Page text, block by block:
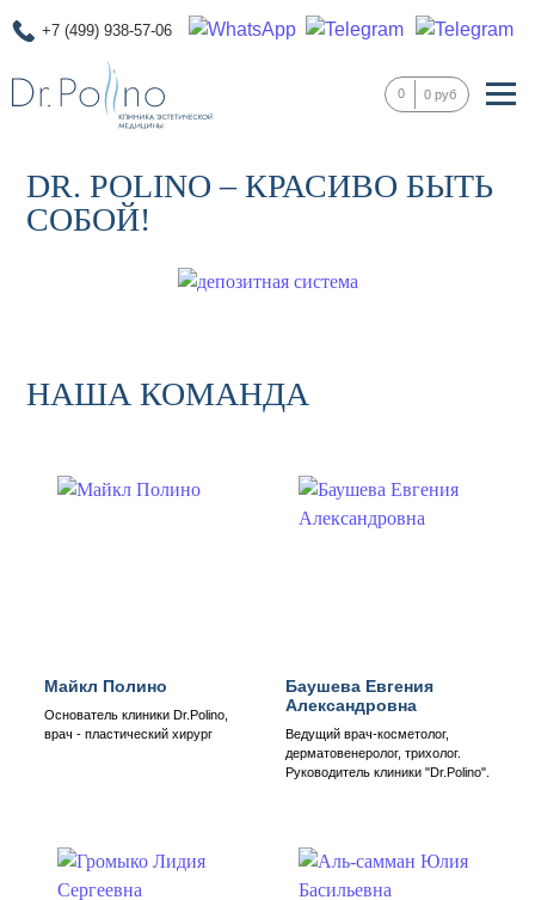
+7 (499) 938-57-06
0 0 руб
DR. POLINO – КРАСИВО БЫТЬ
СОБОЙ!
НАША КОМАНДА
Майкл Полино
Основатель клиники Dr.Polino,
врач - пластический хирург
Баушева Евгения
Александровна
Ведущий врач-косметолог,
дерматовенеролог, трихолог.
Руководитель клиники "Dr.Polino".